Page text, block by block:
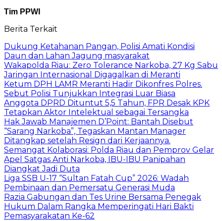
Tim PPWI
Berita Terkait
Dukung Ketahanan Pangan, Polisi Amati Kondisi
Daun dan Lahan Jagung masyarakat
Wakapolda Riau: Zero Tolerance Narkoba, 27 Kg Sabu
Jaringan Internasional Digagalkan di Meranti
Ketum DPH LAMR Meranti Hadir Dikonfres Polres.
Sebut Polisi Tunjukkan Integrasi Luar Biasa
Anggota DPRD Dituntut 5,5 Tahun, FPR Desak KPK
Tetapkan Aktor Intelektual sebagai Tersangka
Hak Jawab Manajemen D’Point: Bantah Disebut
“Sarang Narkoba”, Tegaskan Mantan Manager
Ditangkap setelah Resign dari Kerjaannya.
Semangat Kolaborasi: Polda Riau dan Pemprov Gelar
Apel Satgas Anti Narkoba, IBU-IBU Panipahan
Diangkat Jadi Duta
Liga SSB U-17 “Sultan Fatah Cup” 2026: Wadah
Pembinaan dan Pemersatu Generasi Muda
Razia Gabungan dan Tes Urine Bersama Penegak
Hukum Dalam Rangka Memperingati Hari Bakti
Pemasyarakatan Ke-62